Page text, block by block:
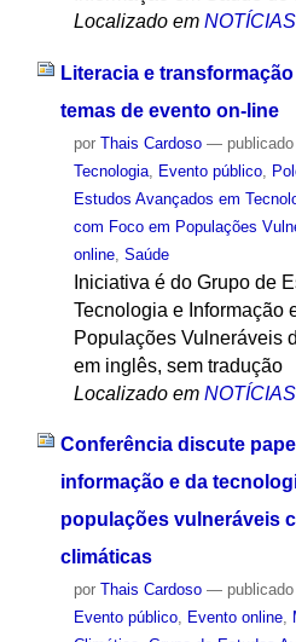
Localizado em NOTÍCIAS
Literacia e
temas de evento on-line
por Thais Cardoso — publicado
Tecnologia, Evento público,
Estudos Avançados em
com Foco em Populações
online, Saúde
Iniciativa é do Grupo de
Tecnologia e Informação
Populações Vulneráveis
em inglês, sem tradução
Localizado em NOTÍCIAS
Conferência discute
informação e da
populações vulneráveis
climáticas
por Thais Cardoso — publicado
Evento público, Evento online,